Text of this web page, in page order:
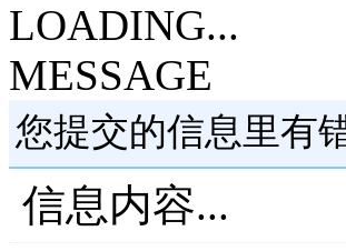
LOADING...
MESSAGE
您提交的信息里有
信息内容...